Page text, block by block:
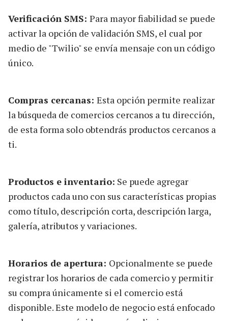
Verificación SMS: Para mayor fiabilidad se puede
activar la opción de validación SMS, el cual por
medio de "Twilio" se envía mensaje con un código
único.
Compras cercanas: Esta opción permite realizar
la búsqueda de comercios cercanos a tu dirección,
de esta forma solo obtendrás productos cercanos a
ti.
Productos e inventario: Se puede agregar
productos cada uno con sus características propias
como título, descripción corta, descripción larga,
galería, atributos y variaciones.
Horarios de apertura: Opcionalmente se puede
registrar los horarios de cada comercio y permitir
su compra únicamente si el comercio está
disponible. Este modelo de negocio está enfocado